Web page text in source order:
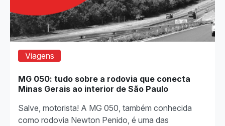
Viagens
MG 050: tudo sobre a rodovia que conecta
Minas Gerais ao interior de São Paulo
Salve, motorista! A MG 050, também conhecida
como rodovia Newton Penido, é uma das